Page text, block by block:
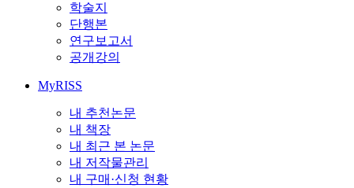
학술지
단행본
연구보고서
공개강의
MyRISS
내 추천논문
내 책장
내 최근 본 논문
내 저작물관리
내 구매·신청 현황